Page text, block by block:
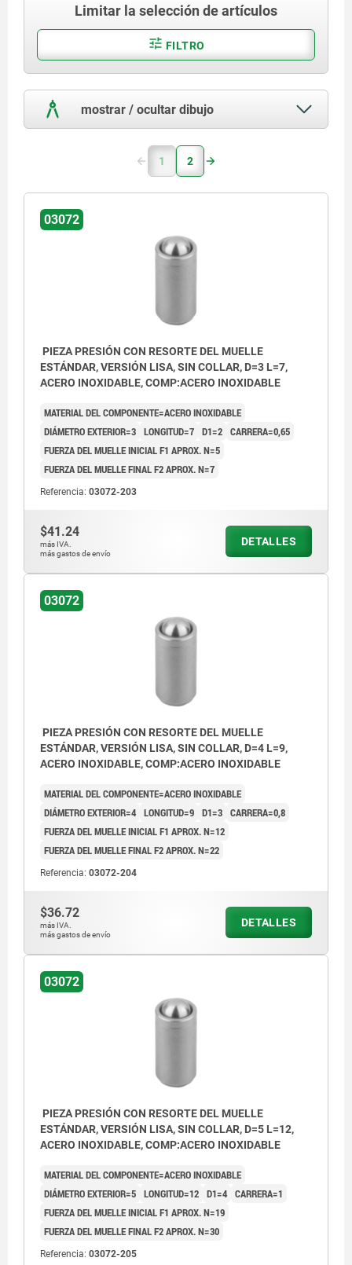
Limitar la selección de artículos
FILTRO
mostrar / ocultar dibujo
1 2
03072
PIEZA PRESIÓN CON RESORTE DEL MUELLE
ESTÁNDAR, VERSIÓN LISA, SIN COLLAR, D=3 L=7,
ACERO INOXIDABLE, COMP:ACERO INOXIDABLE
MATERIAL DEL COMPONENTE=ACERO INOXIDABLE
DIÁMETRO EXTERIOR=3 LONGITUD=7 D1=2 CARRERA=0,65
FUERZA DEL MUELLE INICIAL F1 APROX. N=5
FUERZA DEL MUELLE FINAL F2 APROX. N=7
Referencia: 03072-203
$41.24
más IVA.
más gastos de envío
DETALLES
03072
PIEZA PRESIÓN CON RESORTE DEL MUELLE
ESTÁNDAR, VERSIÓN LISA, SIN COLLAR, D=4 L=9,
ACERO INOXIDABLE, COMP:ACERO INOXIDABLE
MATERIAL DEL COMPONENTE=ACERO INOXIDABLE
DIÁMETRO EXTERIOR=4 LONGITUD=9 D1=3 CARRERA=0,8
FUERZA DEL MUELLE INICIAL F1 APROX. N=12
FUERZA DEL MUELLE FINAL F2 APROX. N=22
Referencia: 03072-204
$36.72
más IVA.
más gastos de envío
DETALLES
03072
PIEZA PRESIÓN CON RESORTE DEL MUELLE
ESTÁNDAR, VERSIÓN LISA, SIN COLLAR, D=5 L=12,
ACERO INOXIDABLE, COMP:ACERO INOXIDABLE
MATERIAL DEL COMPONENTE=ACERO INOXIDABLE
DIÁMETRO EXTERIOR=5 LONGITUD=12 D1=4 CARRERA=1
FUERZA DEL MUELLE INICIAL F1 APROX. N=19
FUERZA DEL MUELLE FINAL F2 APROX. N=30
Referencia: 03072-205